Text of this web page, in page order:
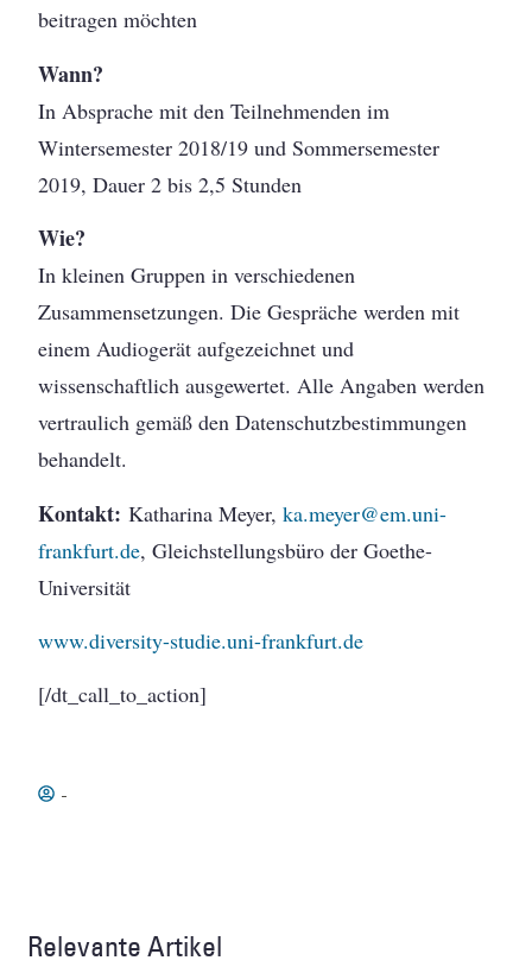
beitragen möchten
Wann?
In Absprache mit den Teilnehmenden im
Wintersemester 2018/19 und Sommersemester
2019, Dauer 2 bis 2,5 Stunden
Wie?
In kleinen Gruppen in verschiedenen
Zusammensetzungen. Die Gespräche werden mit
einem Audiogerät aufgezeichnet und
wissenschaftlich ausgewertet. Alle Angaben werden
vertraulich gemäß den Datenschutzbestimmungen
behandelt.
Kontakt:Katharina Meyer,ka.meyer@em.uni-
frankfurt.de, Gleichstellungsbüro der Goethe-
Universität
www.diversity-studie.uni-frankfurt.de
[/dt_call_to_action]
-
Relevante Artikel